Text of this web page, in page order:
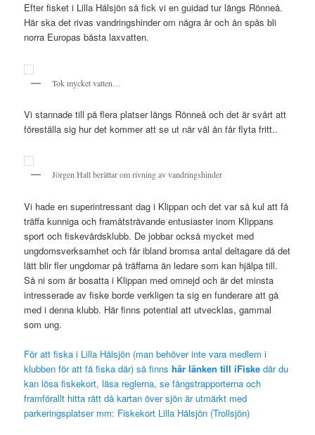
Efter fisket i Lilla Hålsjön så fick vi en guidad tur längs Rönneå.
Här ska det rivas vandringshinder om några år och ån spås bli
norra Europas bästa laxvatten.
Tok mycket vatten…
Vi stannade till på flera platser längs Rönneå och det är svårt att
föreställa sig hur det kommer att se ut när väl ån får flyta fritt..
Jörgen Hall berättar om rivning av vandringshinder
Vi hade en superintressant dag i Klippan och det var så kul att få
träffa kunniga och framåtsträvande entusiaster inom Klippans
sport och fiskevårdsklubb. De jobbar också mycket med
ungdomsverksamhet och får ibland bromsa antal deltagare då det
lätt blir fler ungdomar på träffarna än ledare som kan hjälpa till.
Så ni som är bosatta i Klippan med omnejd och är det minsta
intresserade av fiske borde verkligen ta sig en funderare att gå
med i denna klubb. Här finns potential att utvecklas, gammal
som ung.
För att fiska i Lilla Hålsjön (man behöver inte vara medlem i
klubben för att få fiska där) så finnshär länken till iFiske där du
kan lösa fiskekort, läsa reglerna, se fångstrapporterna och
framförallt hitta rätt då kartan över sjön är utmärkt med
parkeringsplatser mm: Fiskekort Lilla Hålsjön (Trollsjön)